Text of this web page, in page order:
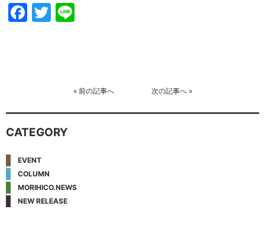
Facebook
Twitter
« 前の記事へ 次の記事へ»
CATEGORY
EVENT
COLUMN
MORIHICO.NEWS
NEW RELEASE